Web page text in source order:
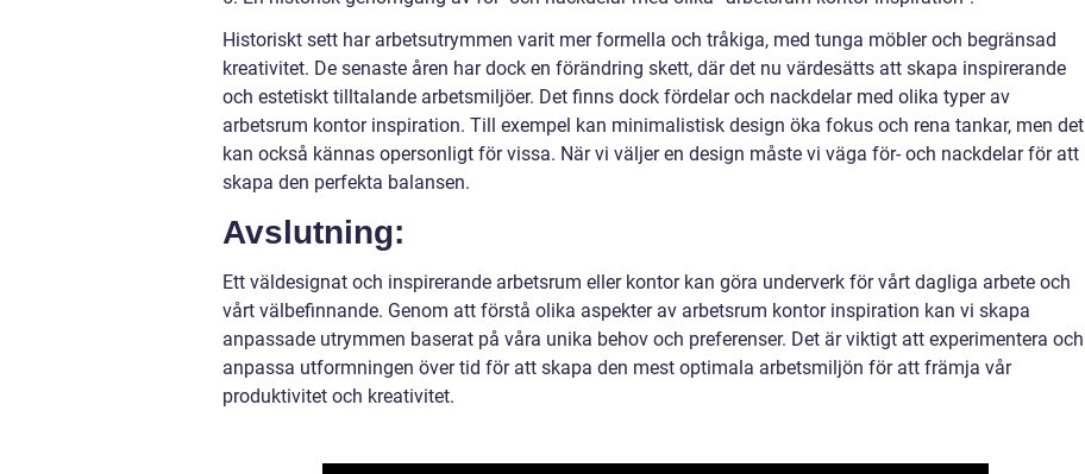
Historiskt sett har arbetsutrymmen varit mer formella och tråkiga, med tunga möbler och begränsad
kreativitet. De senaste åren har dock en förändring skett, där det nu värdesätts att skapa inspirerande
och estetiskt tilltalande arbetsmiljöer. Det finns dock fördelar och nackdelar med olika typer av
arbetsrum kontor inspiration. Till exempel kan minimalistisk design öka fokus och rena tankar, men det
kan också kännas opersonligt för vissa. När vi väljer en design måste vi väga för- och nackdelar för att
skapa den perfekta balansen.
Avslutning:
Ett väldesignat och inspirerande arbetsrum eller kontor kan göra underverk för vårt dagliga arbete och
vårt välbefinnande. Genom att förstå olika aspekter av arbetsrum kontor inspiration kan vi skapa
anpassade utrymmen baserat på våra unika behov och preferenser. Det är viktigt att experimentera och
anpassa utformningen över tid för att skapa den mest optimala arbetsmiljön för att främja vår
produktivitet och kreativitet.